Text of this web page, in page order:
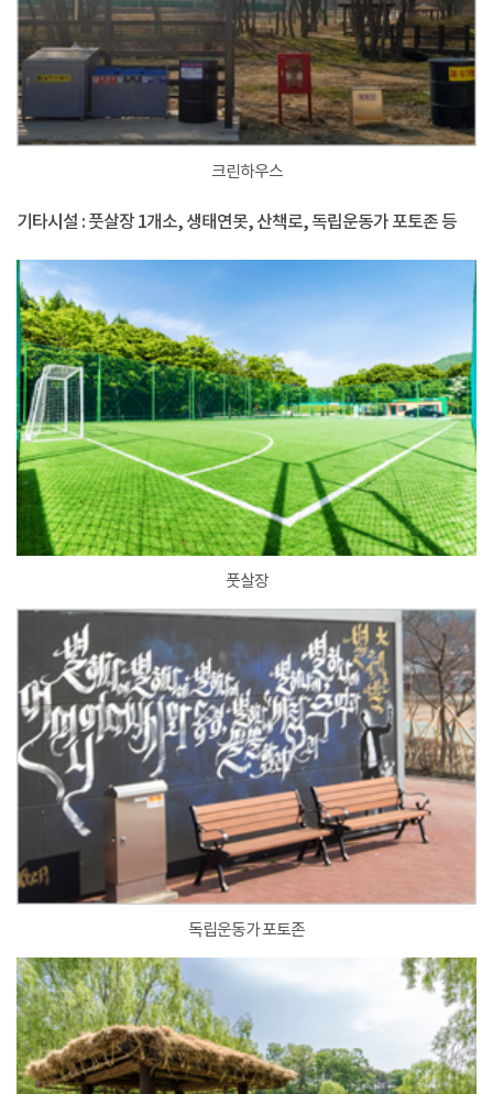
크린하우스
기타시설 : 풋살장 1개소, 생태연못, 산책로, 독립운동가 포토존 등
풋살장
독립운동가 포토존